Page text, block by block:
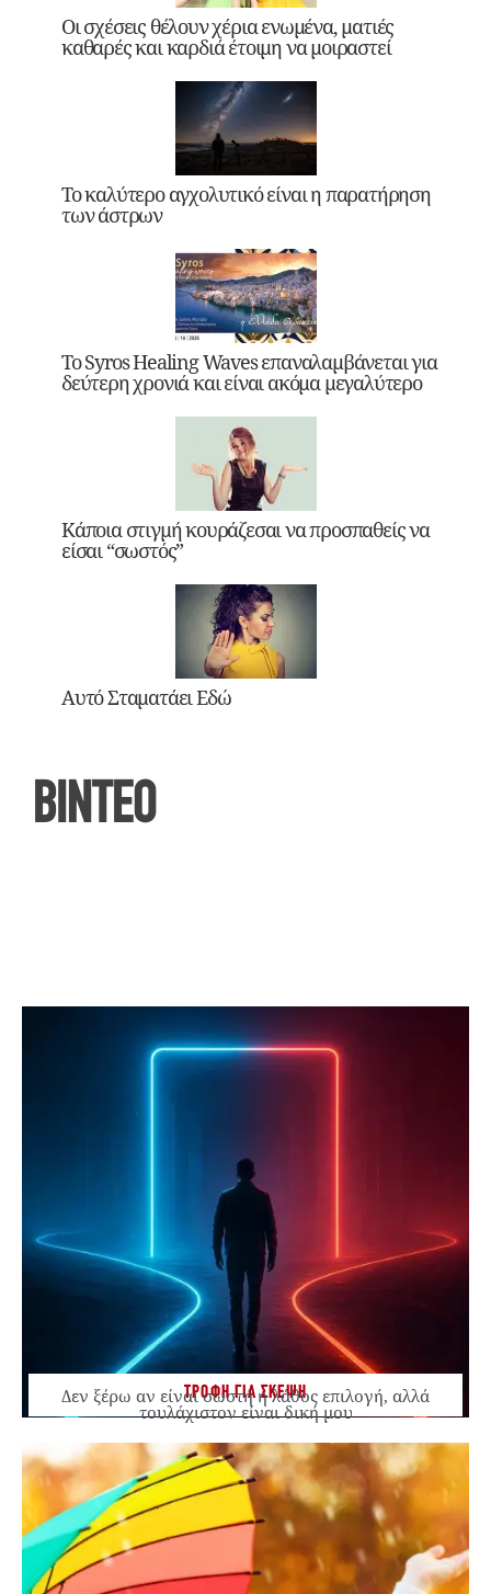
Οι σχέσεις θέλουν χέρια ενωμένα, ματιές
καθαρές και καρδιά έτοιμη να μοιραστεί
Το καλύτερο αγχολυτικό είναι η παρατήρηση
των άστρων
Το Syros Healing Waves επαναλαμβάνεται για
δεύτερη χρονιά και είναι ακόμα μεγαλύτερο
Κάποια στιγμή κουράζεσαι να προσπαθείς να
είσαι “σωστός”
Αυτό Σταματάει Εδώ
ΒΙΝΤΕΟ
ΤΡΟΦΗ ΓΙΑ ΣΚΕΨΗ
Δεν ξέρω αν είναι σωστή ή λάθος επιλογή, αλλά
τουλάχιστον είναι δική μου